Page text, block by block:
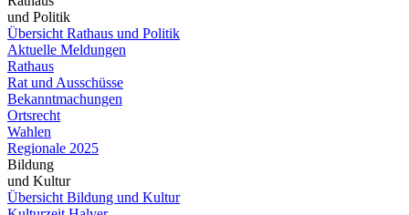
und Politik
Übersicht Rathaus und Politik
Aktuelle Meldungen
Rathaus
Rat und Ausschüsse
Bekanntmachungen
Ortsrecht
Wahlen
Regionale 2025
Bildung
und Kultur
Übersicht Bildung und Kultur